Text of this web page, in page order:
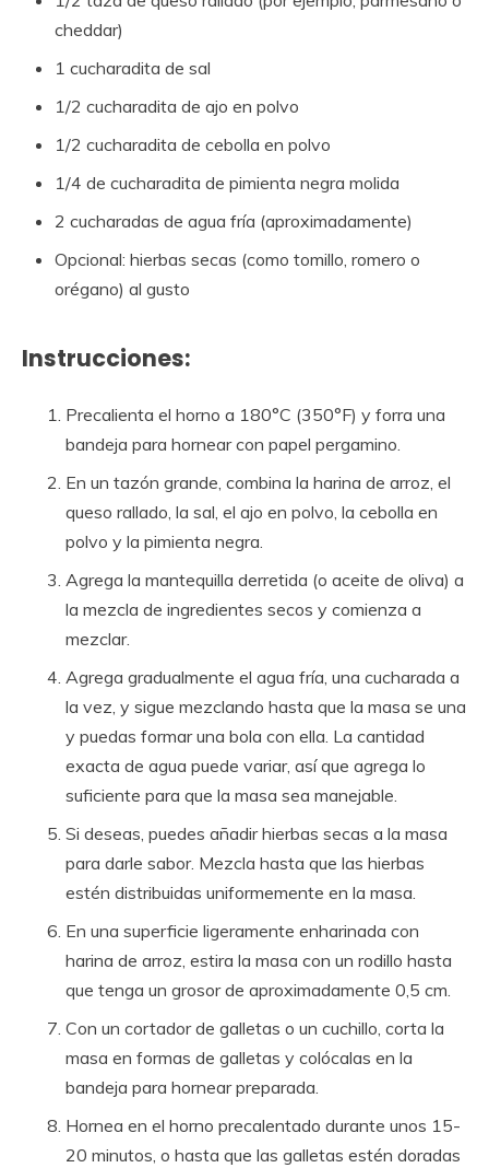
cheddar)
1 cucharadita de sal
1/2 cucharadita de ajo en polvo
1/2 cucharadita de cebolla en polvo
1/4 de cucharadita de pimienta negra molida
2 cucharadas de agua fría (aproximadamente)
Opcional: hierbas secas (como tomillo, romero o
orégano) al gusto
Instrucciones:
Precalienta el horno a 180°C (350°F) y forra una
bandeja para hornear con papel pergamino.
En un tazón grande, combina la harina de arroz, el
queso rallado, la sal, el ajo en polvo, la cebolla en
polvo y la pimienta negra.
Agrega la mantequilla derretida (o aceite de oliva) a
la mezcla de ingredientes secos y comienza a
mezclar.
Agrega gradualmente el agua fría, una cucharada a
la vez, y sigue mezclando hasta que la masa se una
y puedas formar una bola con ella. La cantidad
exacta de agua puede variar, así que agrega lo
suficiente para que la masa sea manejable.
Si deseas, puedes añadir hierbas secas a la masa
para darle sabor. Mezcla hasta que las hierbas
estén distribuidas uniformemente en la masa.
En una superficie ligeramente enharinada con
harina de arroz, estira la masa con un rodillo hasta
que tenga un grosor de aproximadamente 0,5 cm.
Con un cortador de galletas o un cuchillo, corta la
masa en formas de galletas y colócalas en la
bandeja para hornear preparada.
Hornea en el horno precalentado durante unos 15-
20 minutos, o hasta que las galletas estén doradas